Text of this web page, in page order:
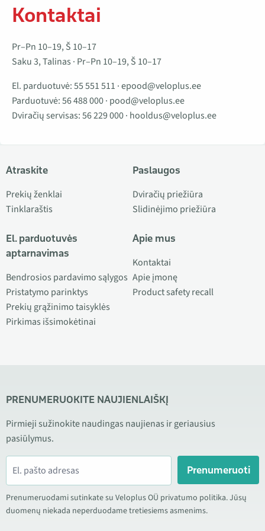
Kontaktai
Pr–Pn 10–19, Š 10–17
Saku 3, Talinas · Pr–Pn 10–19, Š 10–17
El. parduotuvė:55 551 511 ·epood@veloplus.ee
Parduotuvė:56 488 000· pood@veloplus.ee
Dviračių servisas:56 229 000· hooldus@veloplus.ee
Atraskite
Prekių ženklai
Tinklaraštis
El. parduotuvės
aptarnavimas
Bendrosios pardavimo sąlygos
Pristatymo parinktys
Prekių grąžinimo taisyklės
Pirkimas išsimokėtinai
Paslaugos
Dviračių priežiūra
Slidinėjimo priežiūra
Apie mus
Kontaktai
Apie įmonę
Product safety recall
PRENUMERUOKITE NAUJIENLAIŠKĮ
Pirmieji sužinokite naudingas naujienas ir geriausius
pasiūlymus.
Prenumeruoti
Prenumeruodami sutinkate su Veloplus OÜ privatumo politika. Jūsų
duomenų niekada neperduodame tretiesiems asmenims.